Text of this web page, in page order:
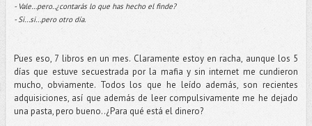
- Vale…pero..¿contarás lo que has hecho el finde?
- Si...si...pero otro día.
Pues eso, 7 libros en un mes. Claramente estoy en racha, aunque los 5
días que estuve secuestrada por la mafia y sin internet me cundieron
mucho, obviamente. Todos los que he leído además, son recientes
adquisiciones, así que además de leer compulsivamente me he dejado
una pasta, pero bueno..¿Para qué está el dinero?